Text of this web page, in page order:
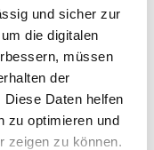
und sicher zur
die digitalen
müssen
der
Daten helfen
zu optimieren und
zeigen zu können.
2009 im
behördlichen
nach Erfurt
Behörden arbeitet